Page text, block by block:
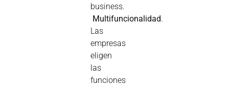
business.
Multifuncionalidad.
Las
empresas
eligen
las
funciones